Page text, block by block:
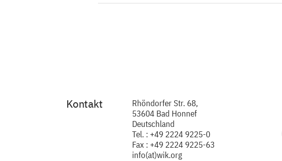
Kontakt
Rhöndorfer Str. 68,
53604 Bad Honnef
Deutschland
Tel. : +49 2224 9225-0
Fax : +49 2224 9225-63
info(at)wik.org